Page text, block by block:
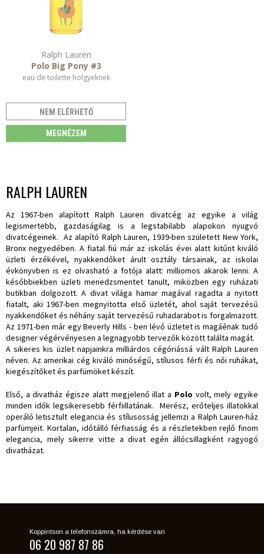
Ralph Lauren
Polo Big Pony #3
eau de toilette hölgyeknek
NEM ELÉRHETŐ
MEGNÉZEM
RALPH LAUREN
Az 1967-ben alapított Ralph Lauren divatcég az egyike a világ
legismertebb, gazdaságilag is a legstabilabb alapokon nyugvó
divatcégeinek. Az alapító Ralph Lauren, 1939-ben született New York,
Bronx negyedében. A fiatal fiú már az iskolás évei alatt kitűnt kiváló
üzleti érzékével, nyakkendőket árult osztály társainak, az iskolai
évkönyvben is ez olvasható a fotója alatt: milliomos akarok lenni. A
későbbiekben üzleti menedzsmentet tanult, miközben egy ruházati
butikban dolgozott. A divat világa hamar magával ragadta a nyitott
fiatalt, aki 1967-ben megnyitotta első üzletét, ahol saját tervezésű
nyakkendőket és néhány saját tervezésű ruhadarabot is forgalmazott.
Az 1971-ben már egy Beverly Hills - ben lévő üzletet is magáénak tudó
designer végérvényesen a legnagyobb tervezők között találta magát.
A sikeres kis üzlet napjainkra milliárdos cégóriássá vált Ralph Lauren
néven. Az amerikai cég kiváló minőségű, stílusos férfi és női ruhákat,
kiegészítőket és parfümöket készít.
Első, a divatház égisze alatt megjelenő illat a Polo volt, mely egyike
minden idők legsikeresebb férfiillatának. Merész, erőteljes illatokkal
operáló letisztult elegancia és stílusosság jellemzi a Ralph Lauren-ház
parfümjeit. Kortalan, időtálló férfiasság és a részletekben rejlő finom
elegancia, mely sikerre vitte a divat egén állócsillagként ragyogó
divatházat.
Koppintson a telefonszámra, ha kérdése van
06 20 987 87 86